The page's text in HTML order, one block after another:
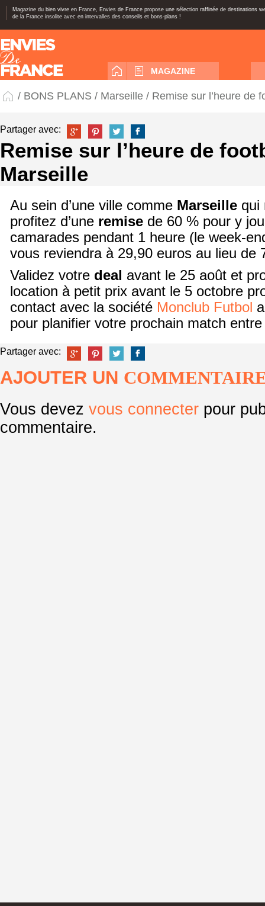
Magazine du bien vivre en France, Envies de France propose une sélection raffinée de destinations
de la France insolite avec en intervalles des conseils et bons-plans !
MAGAZINE
/ BONS PLANS / Marseille / Remise sur l’heure de
Partager avec:
Remise sur l’heure de
Marseille
Au sein d’une ville comme Marseille qui
profitez d’une remise de 60 % pour y
camarades pendant 1 heure (le week-
vous reviendra à 29,90 euros au lieu de
Validez votre deal avant le 25 août et
location à petit prix avant le 5 octobre
contact avec la société Monclub Futbol
pour planifier votre prochain match
Partager avec:
AJOUTER UN
Vous devez vous connecter pour
commentaire.